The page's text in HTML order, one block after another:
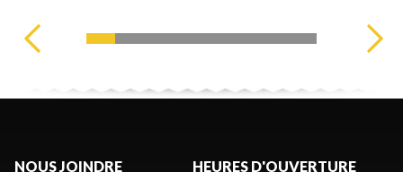
NOUS JOINDRE HEURES D'OUVERTURE